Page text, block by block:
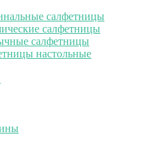
салфетницы
салфетницы
салфетницы
настольные